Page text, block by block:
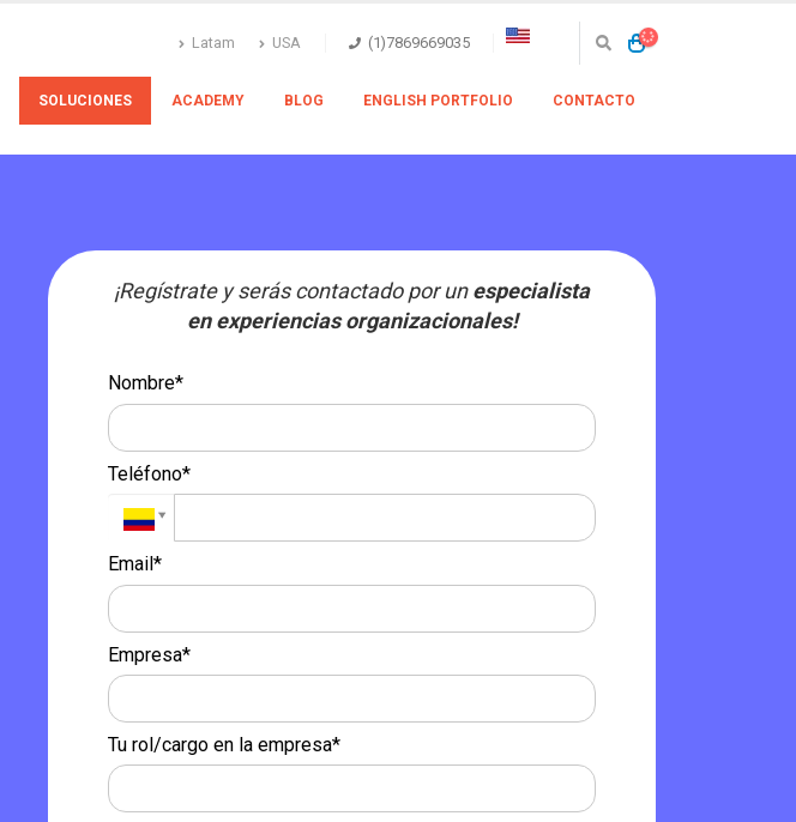
Latam USA (1)7869669035
SOLUCIONES ACADEMY BLOG ENGLISH PORTFOLIO CONTACTO
¡Regístrate y serás contactado por unespecialista
en experiencias organizacionales!
Nombre*
Teléfono*
Email*
Empresa*
Tu rol/cargo en la empresa*